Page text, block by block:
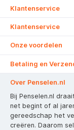
Klantenservice
Klantenservice
Onze voordelen
Betaling en
Over Penselen.nl
Bij Penselen.nl
net begint of al
gereedschap het
creëren. Daarom